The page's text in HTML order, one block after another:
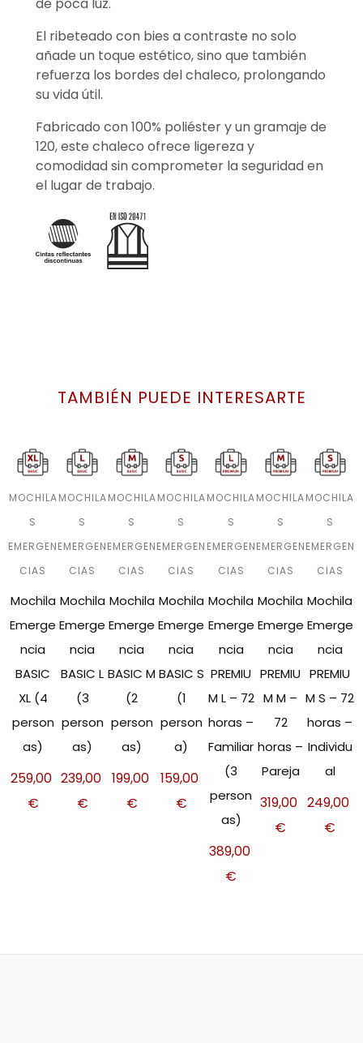
de poca luz.
El ribeteado con bies a contraste no solo
añade un toque estético, sino que también
refuerza los bordes del chaleco, prolongando
su vida útil.
Fabricado con 100% poliéster y un gramaje de
120, este chaleco ofrece ligereza y
comodidad sin comprometer la seguridad en
el lugar de trabajo.
TAMBIÉN PUEDE INTERESARTE
MOCHILA
S
EMERGEN
CIAS
Mochila
Emerge
ncia
BASIC
XL (4
person
as)
259,00
€
MOCHILA
S
EMERGEN
CIAS
Mochila
Emerge
ncia
BASIC L
(3
person
as)
239,00
€
MOCHILA
S
EMERGEN
CIAS
Mochila
Emerge
ncia
BASIC M
(2
person
as)
199,00
€
MOCHILA
S
EMERGEN
CIAS
Mochila
Emerge
ncia
BASIC S
(1
person
a)
159,00
€
MOCHILA
S
EMERGEN
CIAS
Mochila
Emerge
ncia
PREMIU
M L – 72
horas –
Familiar
(3
person
as)
389,00
€
MOCHILA
S
EMERGEN
CIAS
Mochila
Emerge
ncia
PREMIU
M M –
72
horas –
Pareja
319,00
€
MOCHILA
S
EMERGEN
CIAS
Mochila
Emerge
ncia
PREMIU
M S – 72
horas –
Individu
al
249,00
€